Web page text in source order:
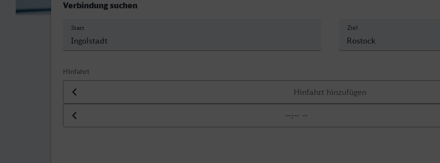
Verbindung suchen
Start Ziel
Hinfahrt
Datum der Hinfahrt
Uhrzeit der Hinfahrt